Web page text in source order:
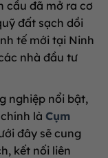
cầu đã mở ra cơ
đất sạch dồi
tế mới tại Ninh
nhà đầu tư
nghiệp nổi bật,
là Cụm
đây sẽ cung
kết nối liên